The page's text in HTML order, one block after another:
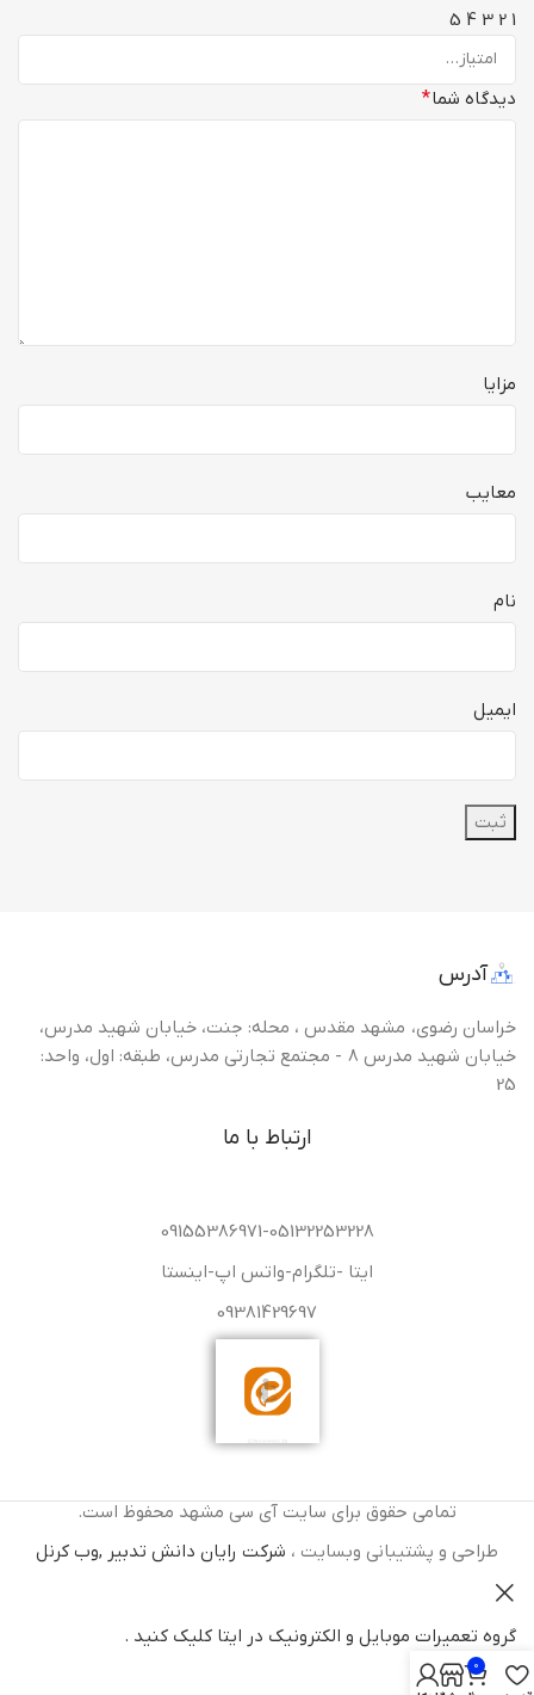
1
2
3
4
5
دیدگاه شما*
مزایا
معایب
نام
ایمیل
آدرس
خراسان رضوی، مشهد مقدس ، محله: جنت، خیابان شهید مدرس،
خیابان شهید مدرس 8 - مجتمع تجارتی مدرس، طبقه: اول، واحد:
25
ارتباط با ما
09155386971-05132253228
ایتا -تلگرام-واتس اپ-اینستا
09381429697
تمامی حقوق برای سایت آی سی مشهد محفوظ است.
طراحی و پشتیبانی وبسایت ، شرکت رایان دانش تدبیر ,وب کرنل
گروه تعمیرات موبایل و الکترونیک در ایتا کلیک کنید .
0